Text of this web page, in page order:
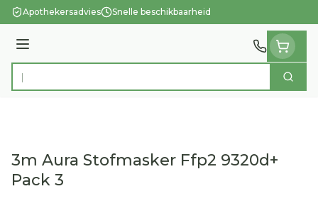
Ga naar de inhoud
Apothekersadvies Snelle beschikbaarheid
Menu
Product, merk, categorie... Zoek
3m Aura Stofmasker Ffp2 9320d+
Pack 3